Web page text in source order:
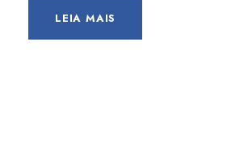
LEIA MAIS